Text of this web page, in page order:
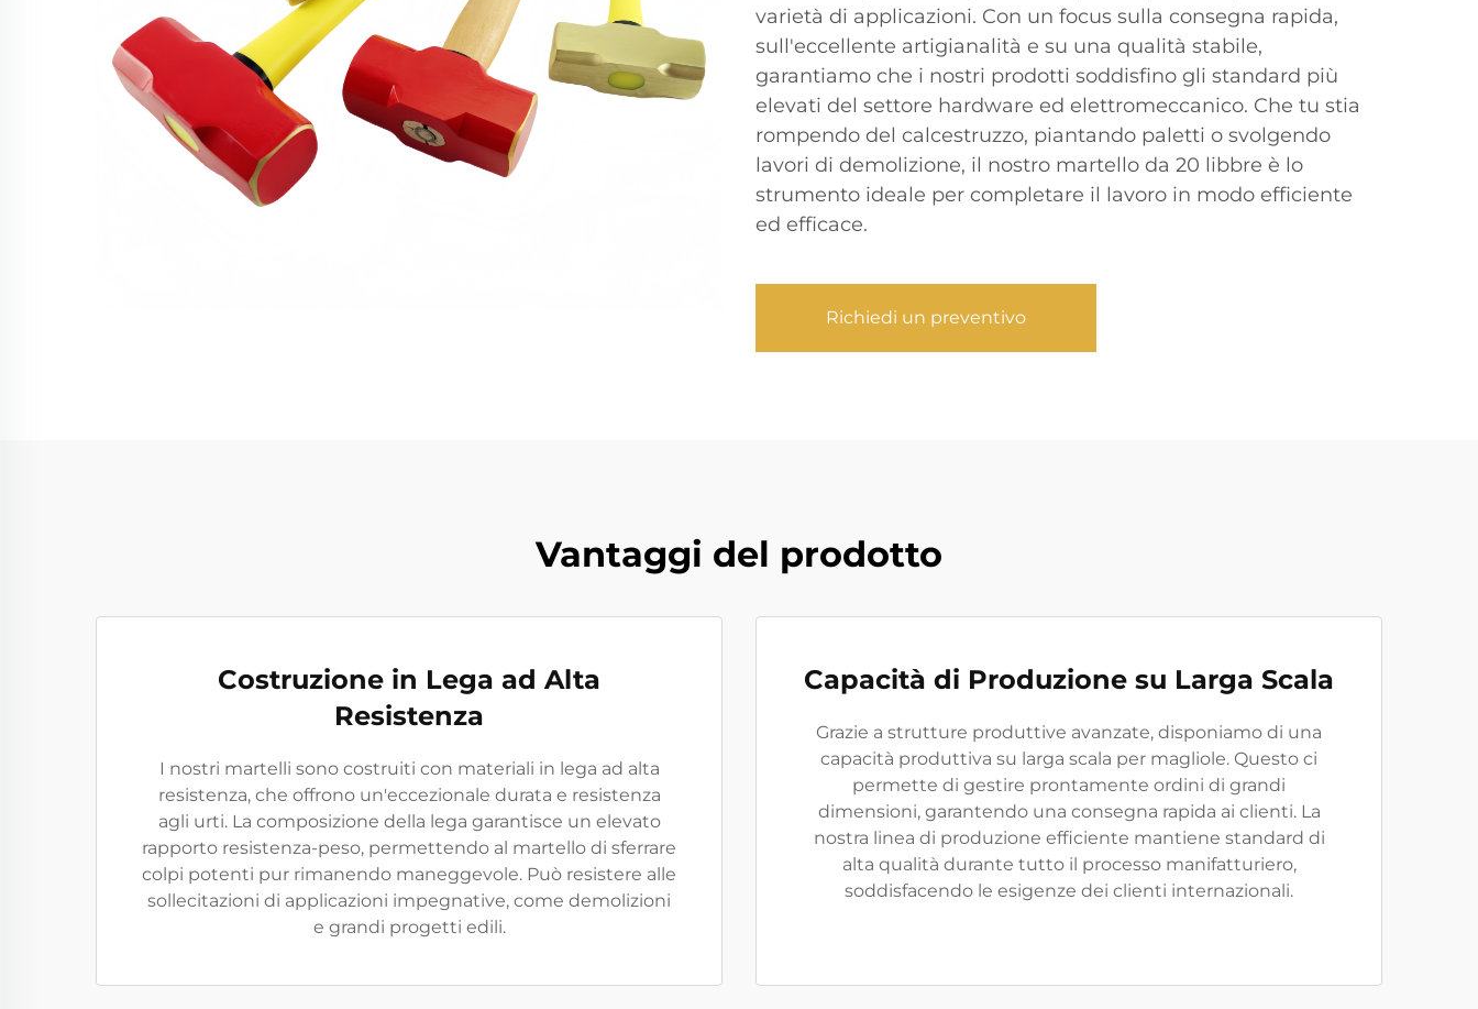
varietà di applicazioni. Con un focus sulla consegna rapida,
sull'eccellente artigianalità e su una qualità stabile,
garantiamo che i nostri prodotti soddisfino gli standard più
elevati del settore hardware ed elettromeccanico. Che tu stia
rompendo del calcestruzzo, piantando paletti o svolgendo
lavori di demolizione, il nostro martello da 20 libbre è lo
strumento ideale per completare il lavoro in modo efficiente
ed efficace.
Richiedi un preventivo
Vantaggi del prodotto
Costruzione in Lega ad Alta
Resistenza
I nostri martelli sono costruiti con materiali in lega ad alta
resistenza, che offrono un'eccezionale durata e resistenza
agli urti. La composizione della lega garantisce un elevato
rapporto resistenza-peso, permettendo al martello di sferrare
colpi potenti pur rimanendo maneggevole. Può resistere alle
sollecitazioni di applicazioni impegnative, come demolizioni
e grandi progetti edili.
Capacità di Produzione su Larga Scala
Grazie a strutture produttive avanzate, disponiamo di una
capacità produttiva su larga scala per magliole. Questo ci
permette di gestire prontamente ordini di grandi
dimensioni, garantendo una consegna rapida ai clienti. La
nostra linea di produzione efficiente mantiene standard di
alta qualità durante tutto il processo manifatturiero,
soddisfacendo le esigenze dei clienti internazionali.